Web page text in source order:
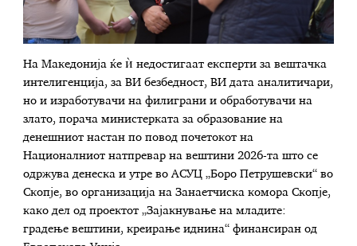
На Македонија ќе ѝ недостигаат експерти за вештачка
интелигенција, за ВИ безбедност, ВИ дата аналитичари,
но и изработувачи на филиграни и обработувачи на
злато, порача министерката за образование на
денешниот настан по повод почетокот на
Националниот натпревар на вештини 2026-та што се
одржува денеска и утре во АСУЦ „Боро Петрушевски“ во
Скопје, во организација на Занаетчиска комора Скопје,
како дел од проектот „Зајакнување на младите:
градење вештини, креирање иднина“ финансиран од